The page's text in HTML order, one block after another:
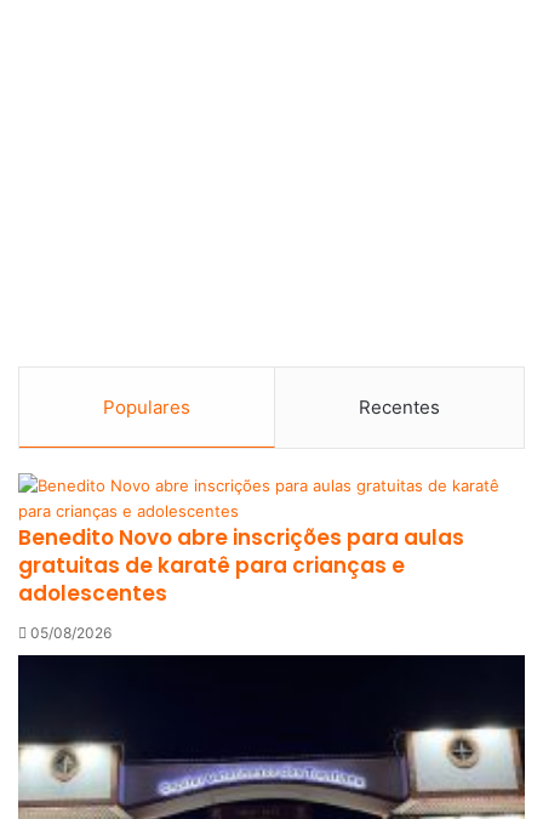
Populares Recentes
Benedito Novo abre inscrições para aulas
gratuitas de karatê para crianças e
adolescentes
05/08/2026